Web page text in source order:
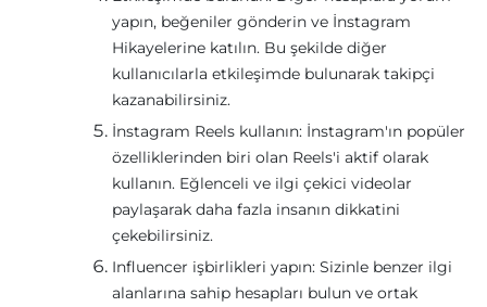
yapın, beğeniler gönderin ve İnstagram
Hikayelerine katılın. Bu şekilde diğer
kullanıcılarla etkileşimde bulunarak takipçi
kazanabilirsiniz.
İnstagram Reels kullanın: İnstagram'ın popüler
özelliklerinden biri olan Reels'i aktif olarak
kullanın. Eğlenceli ve ilgi çekici videolar
paylaşarak daha fazla insanın dikkatini
çekebilirsiniz.
Influencer işbirlikleri yapın: Sizinle benzer ilgi
alanlarına sahip hesapları bulun ve ortak